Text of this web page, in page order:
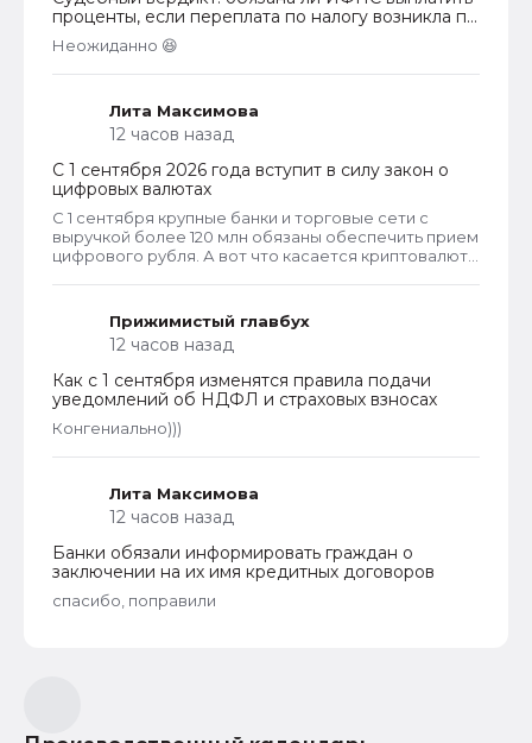
шлагбаумов. Платить их должны все собственники
гаражей.
проценты, если переплата по налогу возникла по
вине налогоплательщика
Неожиданно 😆
Лита Максимова
12 часов назад
С 1 сентября 2026 года вступит в силу закон о
цифровых валютах
С 1 сентября крупные банки и торговые сети с
выручкой более 120 млн обязаны обеспечить прием
цифрового рубля. А вот что касается криптовалют,
использование в этом качестве внутри страны.
Прижимистый главбух
12 часов назад
Как с 1 сентября изменятся правила подачи
уведомлений об НДФЛ и страховых взносах
Конгениально)))
Лита Максимова
12 часов назад
Банки обязали информировать граждан о
заключении на их имя кредитных договоров
спасибо, поправили